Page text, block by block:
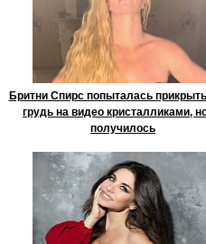
Бритни Спирс попыталась
грудь на видео кристалликами,
получилось